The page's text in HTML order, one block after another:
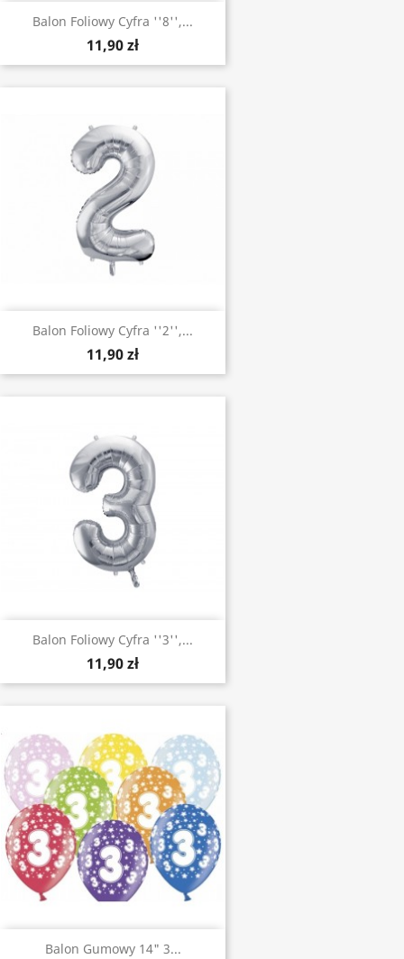
Balon Foliowy Cyfra ''8'',...
11,90 zł
Balon Foliowy Cyfra ''2'',...
11,90 zł
Balon Foliowy Cyfra ''3'',...
11,90 zł
Balon Gumowy 14" 3...